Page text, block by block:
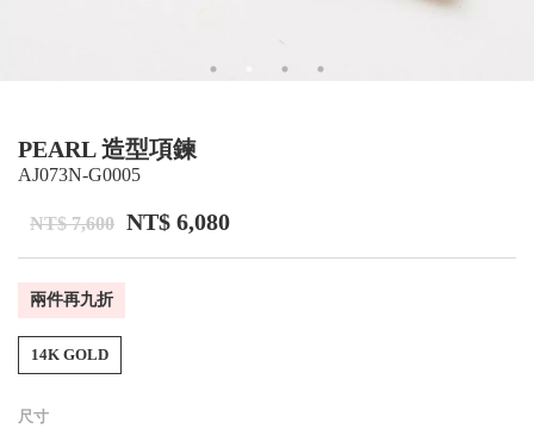
PEARL 造型項鍊
AJ073N-G0005
NT$ 7,600 NT$ 6,080
兩件再九折
14K GOLD
尺寸